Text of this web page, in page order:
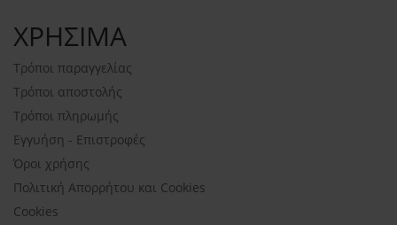
ΧΡΗΣΙΜΑ
Τρόποι παραγγελίας
Τρόποι αποστολής
Τρόποι πληρωμής
Εγγυήση - Επιστροφές
Όροι χρήσης
Πολιτική Απορρήτου και Cookies
Cookies